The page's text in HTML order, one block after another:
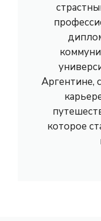
Аргентине,
которое